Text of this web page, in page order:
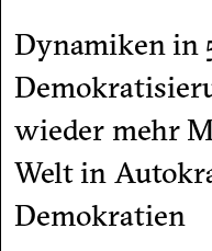
Dynamiken in
wieder mehr
Welt in
Demokratien